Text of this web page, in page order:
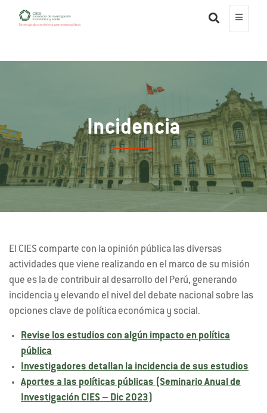
Incidencia
El CIES comparte con la opinión pública las diversas
actividades que viene realizando en el marco de su misión
que es la de contribuir al desarrollo del Perú, generando
incidencia y elevando el nivel del debate nacional sobre las
opciones clave de política económica y social.
Revise los estudios con algún impacto en política
pública
Investigadores detallan la incidencia de sus estudios
Aportes a las políticas públicas (Seminario Anual de
Investigación CIES – Dic 2023)